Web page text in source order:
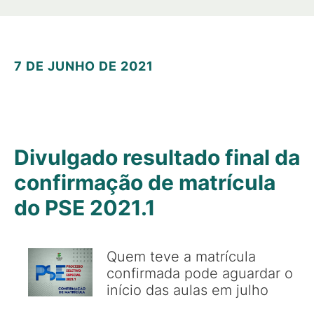
7 DE JUNHO DE 2021
Divulgado resultado final da
confirmação de matrícula
do PSE 2021.1
Quem teve a matrícula
confirmada pode aguardar o
início das aulas em julho